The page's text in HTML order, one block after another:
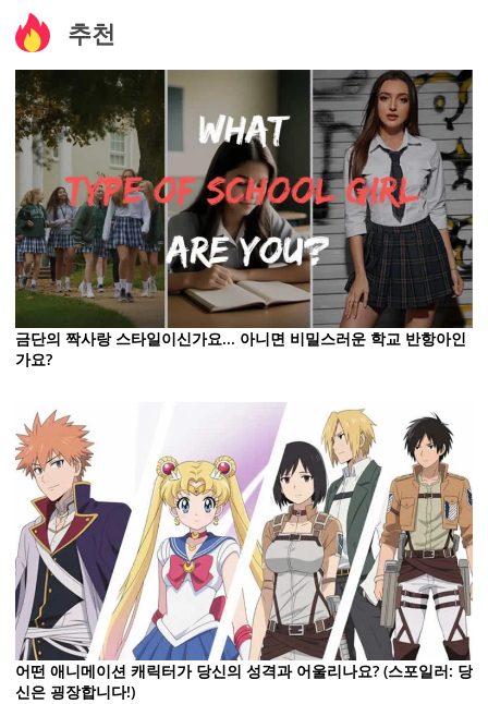
추천
금단의 짝사랑 스타일이신가요... 아니면 비밀스러운 학교 반항아인
가요?
어떤 애니메이션 캐릭터가 당신의 성격과 어울리나요? (스포일러: 당
신은 굉장합니다!)